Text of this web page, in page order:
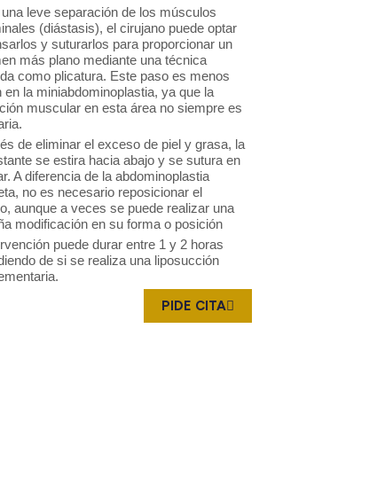
leve separación de los músculos
(diástasis), el cirujano puede optar
y suturarlos para proporcionar un
más plano mediante una técnica
como plicatura. Este paso es menos
en la miniabdominoplastia, ya que la
muscular en esta área no siempre es
de eliminar el exceso de piel y grasa, la
se estira hacia abajo y se sutura en
A diferencia de la abdominoplastia
no es necesario reposicionar el
aunque a veces se puede realizar una
modificación en su forma o posición
puede durar entre 1 y 2 horas
de si se realiza una liposucción
PIDE CITA